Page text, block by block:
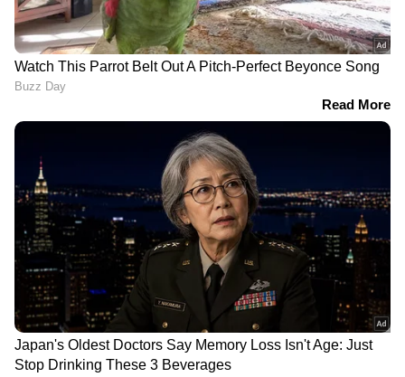
തെരച്ചിൽ വൈകുന്നു... സ്‌കൂബ
ഡൈവിംഗ് സംഘം എത്തിയില്ല
മുതലപ്പൊഴിയിൽ തെരച്ചിൽ
വൈകുന്നു | Fishermen
വനിതാ കമ്മീഷൻ അധ്യക്ഷ
സ്ഥാനം ആർക്ക്?; ദീപ്തി മേരി വർ​
ഗീസും ഐഷ പോറ്റിയും പരി​
ഗണനയിൽ | UDF | Congress